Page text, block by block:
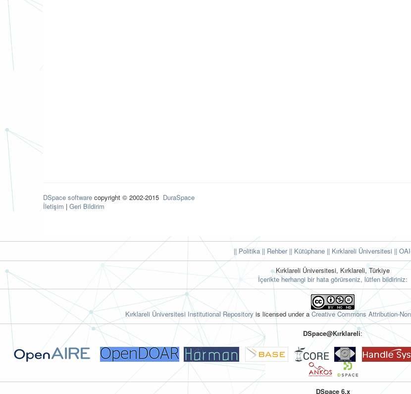
DSpace software copyright © 2002-2015 DuraSpace
İletişim | Geri Bildirim
|| Politika || Rehber|| Kütüphane || Kırklareli Üniversitesi ||
Kırklareli Üniversitesi, Kırklareli, Türkiye
İçerikte herhangi bir hata görürseniz, lütfen bildiriniz:
Kırklareli Üniversitesi Institutional Repository is licensed under a Creative Commons Attribution-
DSpace@Kırklareli:
DSpace 6.x